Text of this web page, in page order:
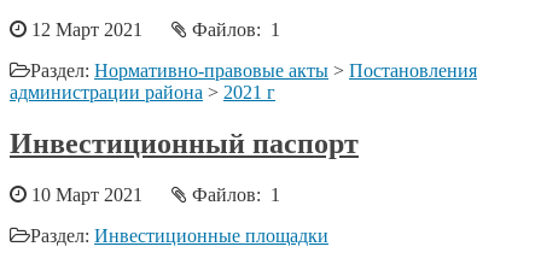
12 Март 2021
Файлов: 1
Раздел: Нормативно-правовые акты > Постановления
администрации района > 2021 г
Инвестиционный паспорт
10 Март 2021
Файлов: 1
Раздел: Инвестиционные площадки